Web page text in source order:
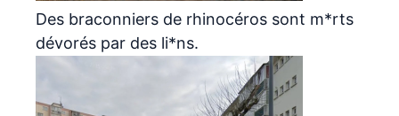
Des braconniers de rhinocéros sont m*rts
dévorés par des li*ns.